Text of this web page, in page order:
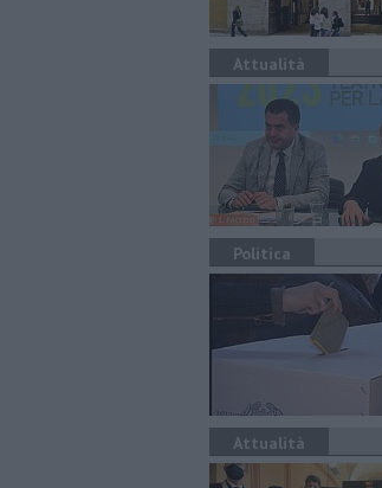
Attualità
Politica
Attualità